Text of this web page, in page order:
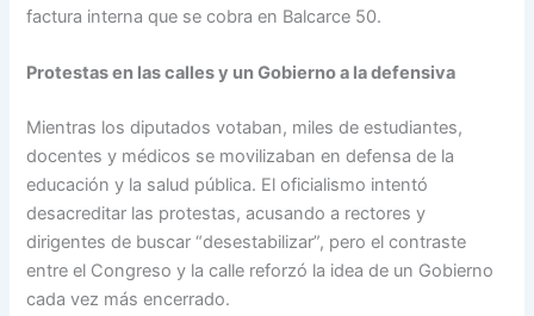
factura interna que se cobra en Balcarce 50.
Protestas en las calles y un Gobierno a la defensiva
Mientras los diputados votaban, miles de estudiantes,
docentes y médicos se movilizaban en defensa de la
educación y la salud pública. El oficialismo intentó
desacreditar las protestas, acusando a rectores y
dirigentes de buscar “desestabilizar”, pero el contraste
entre el Congreso y la calle reforzó la idea de un Gobierno
cada vez más encerrado.